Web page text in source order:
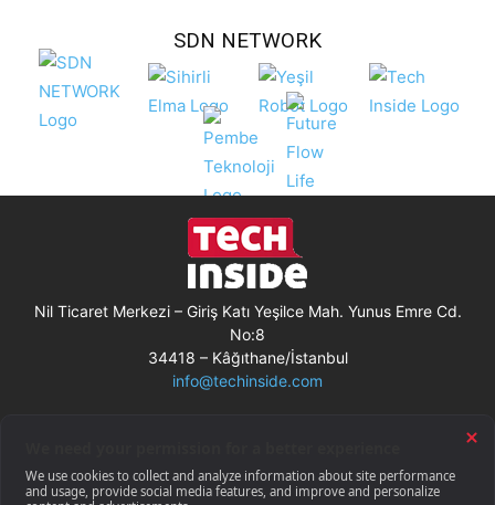
SDN NETWORK
Nil Ticaret Merkezi – Giriş Katı Yeşilce Mah. Yunus Emre Cd.
No:8
34418 – Kâğıthane/İstanbul
info@techinside.com
Gizlilik Bildirimi
RSS